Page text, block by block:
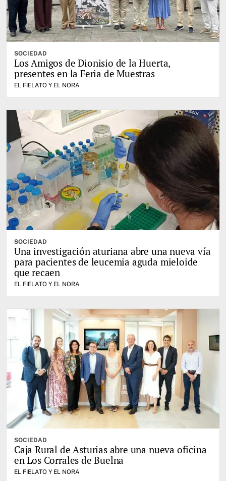
SOCIEDAD
Los Amigos de Dionisio de la Huerta,
presentes en la Feria de Muestras
EL FIELATO Y EL NORA
SOCIEDAD
Una investigación aturiana abre una nueva vía
para pacientes de leucemia aguda mieloide
que recaen
EL FIELATO Y EL NORA
SOCIEDAD
Caja Rural de Asturias abre una nueva oficina
en Los Corrales de Buelna
EL FIELATO Y EL NORA